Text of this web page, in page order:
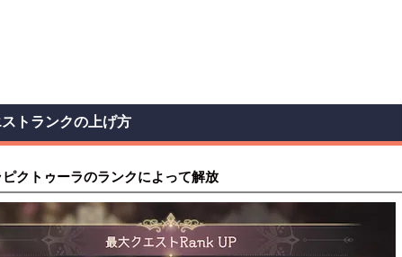
トランクの上げ方
ピクトゥーラのランクによって解放